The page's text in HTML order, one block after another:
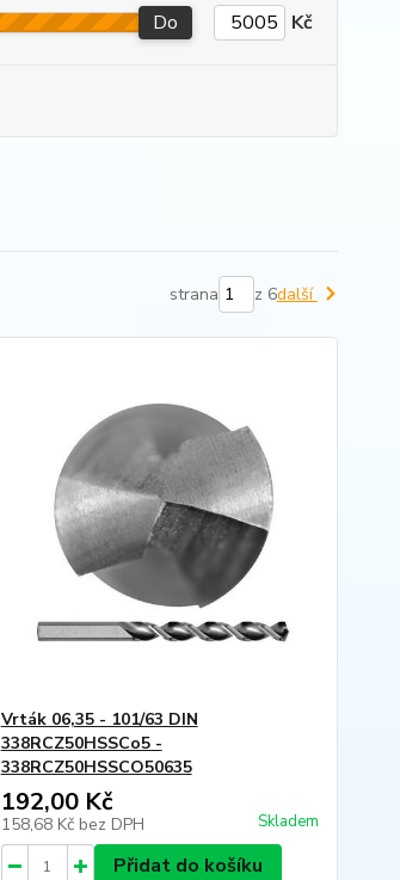
Do Kč
strana z 6další
Vrták 06,35 - 101/63 DIN
338RCZ50HSSCo5 -
338RCZ50HSSCO50635
192,00 Kč
158,68 Kč bez DPH Skladem
Přidat do košíku